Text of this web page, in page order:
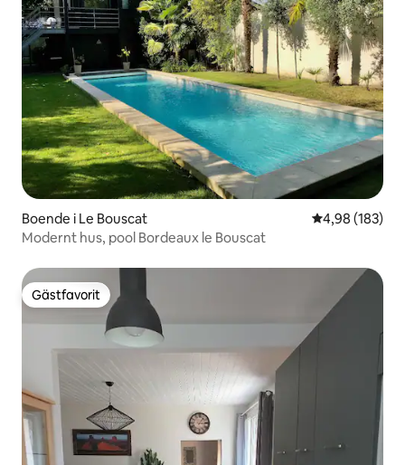
Boende i Le Bouscat 4,98 av 5 i
4,98 (183)
Modernt hus, pool Bordeaux le Bouscat
Gästfavorit
Gästfavorit